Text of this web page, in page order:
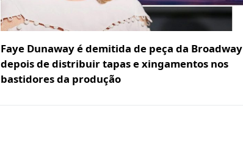
Faye Dunaway é demitida de peça da Broadway
depois de distribuir tapas e xingamentos nos
bastidores da produção